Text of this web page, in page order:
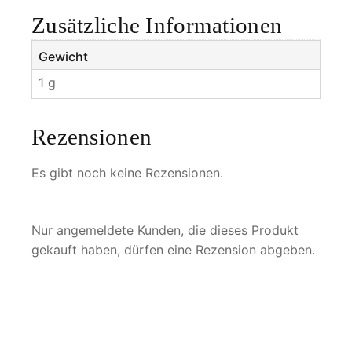
t
h
i
s
c
s
e
e
Zusätzliche Informationen
Gewicht
1 g
Rezensionen
Es gibt noch keine Rezensionen.
Nur angemeldete Kunden, die dieses Produkt
gekauft haben, dürfen eine Rezension abgeben.